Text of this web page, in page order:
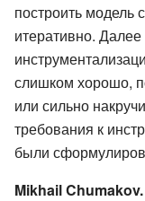
построить модель
итеративно.
слишком хорошо,
или сильно
требования к
были
Mikhail